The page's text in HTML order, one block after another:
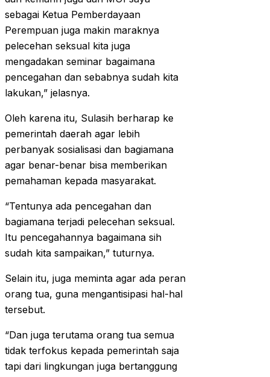
sebagai Ketua Pemberdayaan
Perempuan juga makin maraknya
pelecehan seksual kita juga
mengadakan seminar bagaimana
pencegahan dan sebabnya sudah kita
lakukan,” jelasnya.
Oleh karena itu, Sulasih berharap ke
pemerintah daerah agar lebih
perbanyak sosialisasi dan bagiamana
agar benar-benar bisa memberikan
pemahaman kepada masyarakat.
“Tentunya ada pencegahan dan
bagiamana terjadi pelecehan seksual.
Itu pencegahannya bagaimana sih
sudah kita sampaikan,” tuturnya.
Selain itu, juga meminta agar ada peran
orang tua, guna mengantisipasi hal-hal
tersebut.
“Dan juga terutama orang tua semua
tidak terfokus kepada pemerintah saja
tapi dari lingkungan juga bertanggung